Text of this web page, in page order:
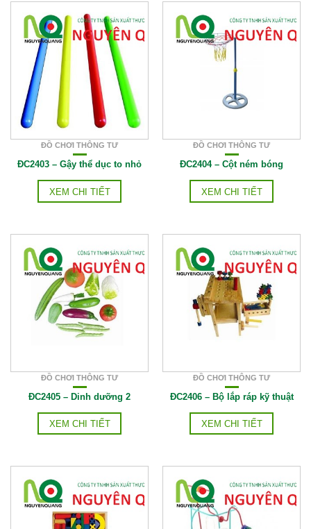
ĐỒ CHƠI THÔNG TƯ
ĐC2403 – Gậy thể dục to nhỏ
XEM CHI TIẾT
ĐỒ CHƠI THÔNG TƯ
ĐC2404 – Cột ném bóng
XEM CHI TIẾT
ĐỒ CHƠI THÔNG TƯ
ĐC2405 – Dinh dưỡng 2
XEM CHI TIẾT
ĐỒ CHƠI THÔNG TƯ
ĐC2406 – Bộ lắp ráp kỹ thuật
XEM CHI TIẾT